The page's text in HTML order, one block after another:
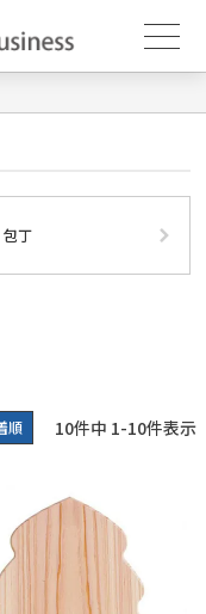
包丁
順 10件中 1-10件表示